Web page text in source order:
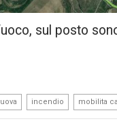
sul posto
incendio mobilita